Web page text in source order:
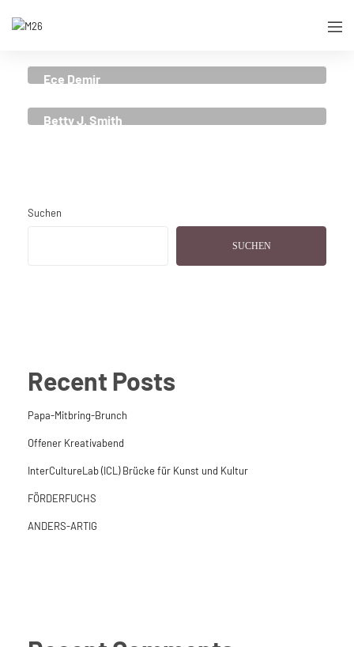
Ece Demir
Betty J. Smith
Suchen
SUCHEN
Recent Posts
Papa-Mitbring-Brunch
Offener Kreativabend
InterCultureLab (ICL) Brücke für Kunst und Kultur
FÖRDERFUCHS
ANDERS-ARTIG